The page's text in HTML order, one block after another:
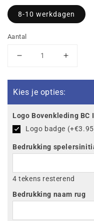
8-10 werkdagen
Aantal
Aantal
voor
BC
IJlst
EVO
STAR
trainingsjack
Aantal
voor
IJlst
EVO
STAR
Kies je opties:
Logo Bovenkleding BC
Logo badge
Bedrukking
4 tekens resterend
Bedrukking naam rug